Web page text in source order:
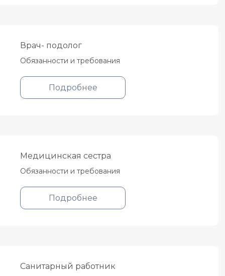
Медицинская сестра
Подробнее
Врач- подолог
Подробнее
Санитарный работник
Обязанности и требования
Обязанности и требования